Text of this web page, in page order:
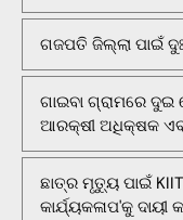
ଗଜପତି ଜିଲ୍ଲା ପାଇଁ
ଗାଇବା ଗ୍ରାମରେ ଦୁଇ
ଆରକ୍ଷୀ ଅଧିକ୍ଷକ
ଛାତ୍ର ମୃତ୍ୟୁ ପାଇଁ
କାର୍ଯ୍ୟକଳାପ'କୁ